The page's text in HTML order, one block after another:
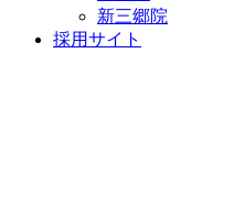
新三郷院
採用サイト